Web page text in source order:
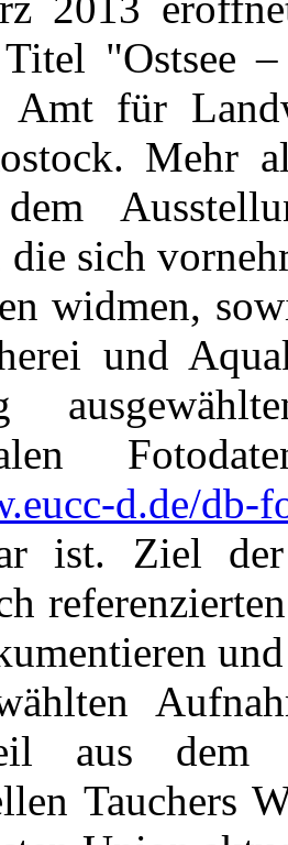
"Ostsee
Amt für
Mehr
dem
die sich
widmen,
und
d.de/db-
ist. Ziel
aus dem
Tauchers